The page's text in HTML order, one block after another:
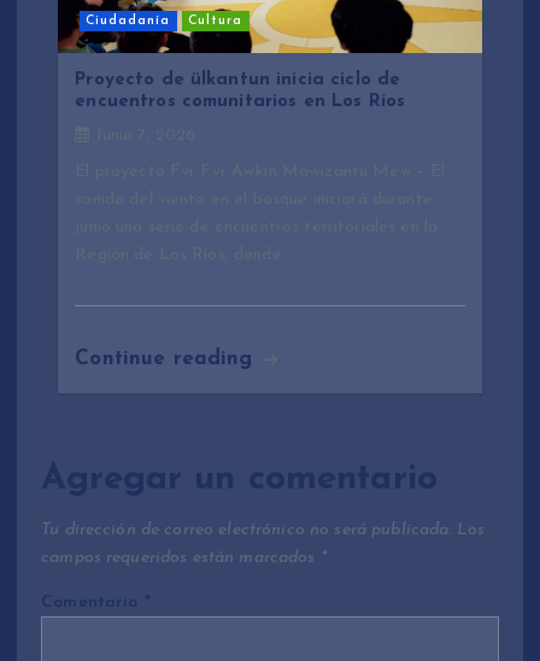
Ciudadanía Cultura
Proyecto de ülkantun inicia ciclo de
encuentros comunitarios en Los Ríos
Continue reading
Agregar un comentario
Tu dirección de correo electrónico no será publicada. Los
campos requeridos están marcados *
Comentario *